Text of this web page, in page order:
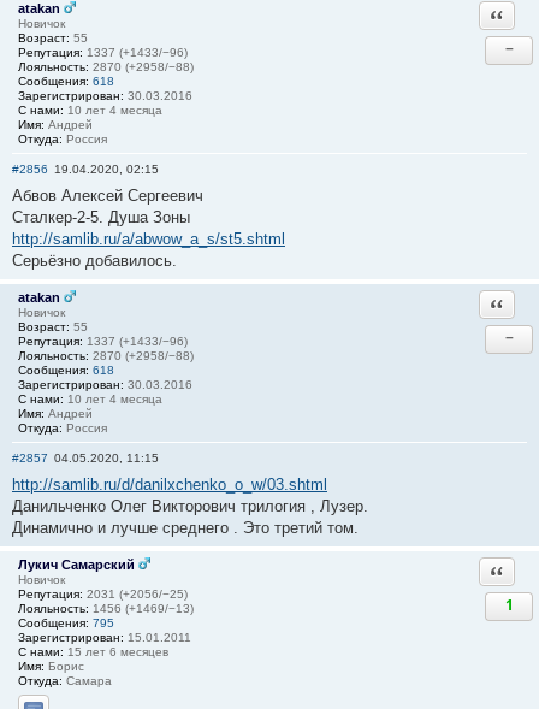
atakan
Новичок
Возраст: 55
Репутация: 1337 (+1433/−96)
Лояльность: 2870 (+2958/−88)
Сообщения: 618
Зарегистрирован: 30.03.2016
С нами: 10 лет 4 месяца
Имя: Андрей
Откуда: Россия
−
#2856 19.04.2020, 02:15
Абвов Алексей Сергеевич
Сталкер-2-5. Душа Зоны
http://samlib.ru/a/abwow_a_s/st5.shtml
Серьёзно добавилось.
atakan
Новичок
Возраст: 55
Репутация: 1337 (+1433/−96)
Лояльность: 2870 (+2958/−88)
Сообщения: 618
Зарегистрирован: 30.03.2016
С нами: 10 лет 4 месяца
Имя: Андрей
Откуда: Россия
−
#2857 04.05.2020, 11:15
http://samlib.ru/d/danilxchenko_o_w/03.shtml
Данильченко Олег Викторович трилогия , Лузер.
Динамично и лучше среднего . Это третий том.
Лукич Самарский
Новичок
Репутация: 2031 (+2056/−25)
Лояльность: 1456 (+1469/−13)
Сообщения: 795
Зарегистрирован: 15.01.2011
С нами: 15 лет 6 месяцев
Имя: Борис
Откуда: Самара
1